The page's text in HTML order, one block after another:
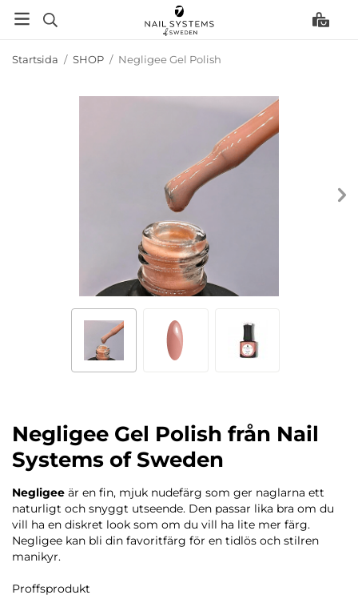
Startsida / SHOP / Negligee Gel Polish
Negligee Gel Polish från Nail
Systems of Sweden
Negligee är en fin, mjuk nudefärg som ger naglarna ett
naturligt och snyggt utseende. Den passar lika bra om du
vill ha en diskret look som om du vill ha lite mer färg.
Negligee kan bli din favoritfärg för en tidlös och stilren
manikyr.
Proffsprodukt